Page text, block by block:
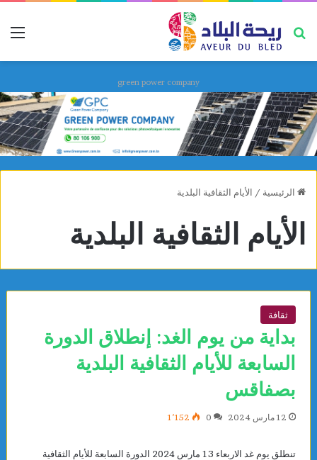
بحث عن
green power company
الرئيسية / الأيام الثقافية البلدية
الأيام الثقافية البلدية
ثقافة
بداية من يوم الغد: إنطلاق الدورة
السابعة للأيام الثقافية البلدية
بصفاقس
12 مارس 2024 0 1٬152
تنطلق يوم غد الاربعاء 13 مارس 2024 الدورة السابعة للأيام الثقافية